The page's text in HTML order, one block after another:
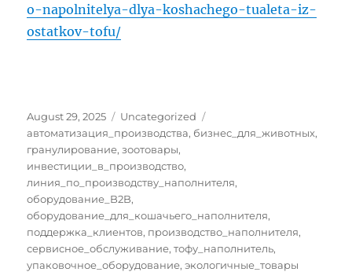
o-napolnitelya-dlya-koshachego-tualeta-iz-
ostatkov-tofu/
Posted
on
August 29, 2025 Categories
Uncategorized
автоматизация_производства, бизнес_для_животных,
гранулирование,зоотовары,
инвестиции_в_производство,
линия_по_производству_наполнителя,
оборудование_B2B,
оборудование_для_кошачьего_наполнителя,
поддержка_клиентов, производство_наполнителя,
сервисное_обслуживание,тофу_наполнитель,
упаковочное_оборудование,экологичные_товары